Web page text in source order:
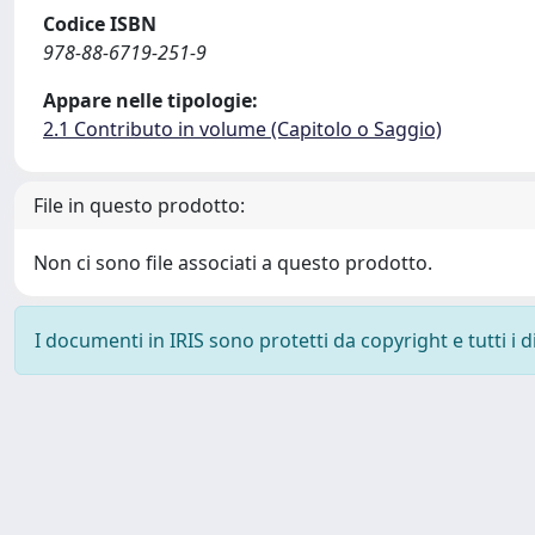
Codice ISBN
978-88-6719-251-9
Appare nelle tipologie:
2.1 Contributo in volume (Capitolo o Saggio)
File in questo prodotto:
Non ci sono file associati a questo prodotto.
I documenti in IRIS sono protetti da copyright e tutti i